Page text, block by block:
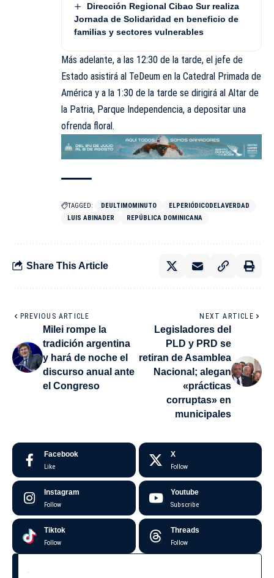
Dirección Regional Cibao Sur realiza
Jornada de Solidaridad en beneficio de
familias y sectores vulnerables
Más adelante, a las 12:30 de la tarde, el jefe de
Estado asistirá al TeDeum en la Catedral Primada de
América y a la 1:30 de la tarde se dirigirá al Altar de
la Patria, Parque Independencia, a depositar una
ofrenda floral.
TAGGED: DEULTIMOMINUTO
ELPERIÓDICODELAVERDAD
LUIS ABINADER
REPÚBLICA DOMINICANA
Share This Article
PREVIOUS ARTICLE
Milei rompe la
tradición argentina
y hará de noche el
discurso anual ante
el Congreso
NEXT ARTICLE
Legisladores del
PLD y PRD se
retiran de Asamblea
Nacional; alegan
«prácticas
corruptas» en
municipales
Facebook
Like
X
Follow
Instagram
Follow
Youtube
Subscribe
Tiktok
Follow
Threads
Follow